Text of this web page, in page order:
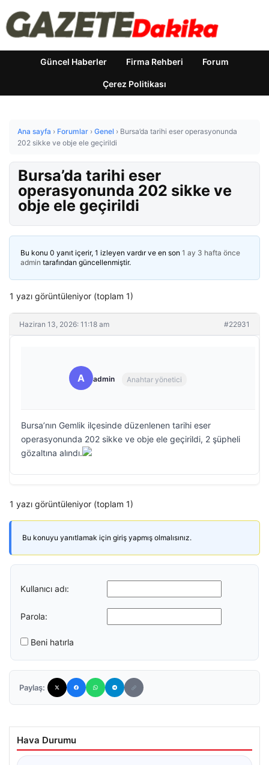
Güncel Haberler Firma Rehberi Forum
Çerez Politikası
Ana sayfa › Forumlar › Genel › Bursa’da tarihi eser operasyonunda
202 sikke ve obje ele geçirildi
Bursa’da tarihi eser
operasyonunda 202 sikke ve
obje ele geçirildi
Bu konu 0 yanıt içerir, 1 izleyen vardır ve en son 1 ay 3 hafta önce
admin tarafından güncellenmiştir.
1 yazı görüntüleniyor (toplam 1)
Haziran 13, 2026: 11:18 am #22931
A admin Anahtar yönetici
Bursa’nın Gemlik ilçesinde düzenlenen tarihi eser
operasyonunda 202 sikke ve obje ele geçirildi, 2 şüpheli
gözaltına alındı.
1 yazı görüntüleniyor (toplam 1)
Bu konuyu yanıtlamak için giriş yapmış olmalısınız.
Kullanıcı adı:
Parola:
Beni hatırla
Paylaş:
Hava Durumu